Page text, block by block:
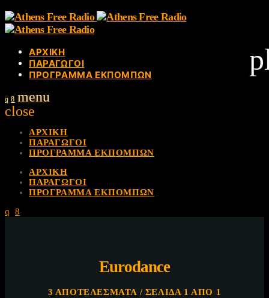
ΑΡΧΙΚΗ
ΠΑΡΑΓΩΓΟΙ
ΠΡΟΓΡΑΜΜΑ ΕΚΠΟΜΠΩΝ
menu
close
ΑΡΧΙΚΗ
ΠΑΡΑΓΩΓΟΙ
ΠΡΟΓΡΑΜΜΑ ΕΚΠΟΜΠΩΝ
ΑΡΧΙΚΗ
ΠΑΡΑΓΩΓΟΙ
ΠΡΟΓΡΑΜΜΑ ΕΚΠΟΜΠΩΝ
Eurodance
3 ΑΠΟΤΕΛΈΣΜΑΤΑ / ΣΕΛΊΔΑ 1 ΑΠΌ 1